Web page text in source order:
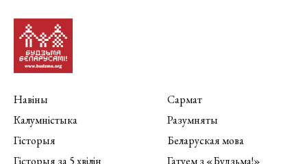
Навіны
Калумністыка
Гісторыя
Гісторыя за 5 хвілін
Сармат
Разумняты
Беларуская мова
Гатуем з «Будзьма!»